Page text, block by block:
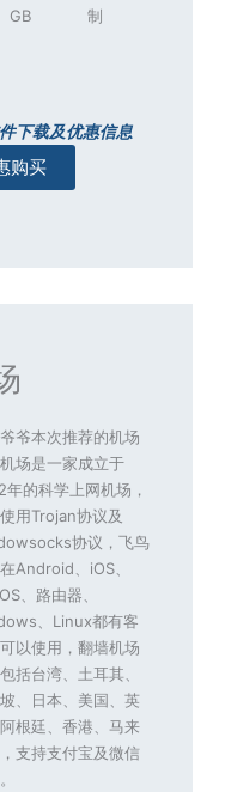
GB
制
下载及优惠信息
购买
爷本次推荐的机场
场是一家成立于
年的科学上网机场，
用Trojan协议及
协议，飞鸟
Android、iOS、
、路由器、
、Linux都有客
以使用，翻墙机场
括台湾、土耳其、
、日本、美国、英
根廷、香港、马来
支持支付宝及微信